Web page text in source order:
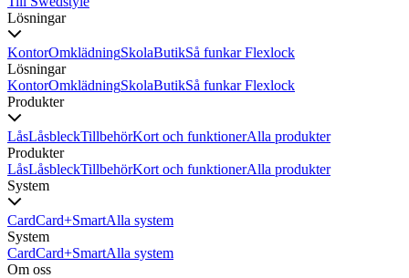
Lösningar
KontorOmklädningSkolaButikSå funkar Flexlock
Lösningar
KontorOmklädningSkolaButikSå funkar Flexlock
Produkter
LåsLåsbleckTillbehörKort och funktionerAlla produkter
Produkter
LåsLåsbleckTillbehörKort och funktionerAlla produkter
System
CardCard+SmartAlla system
System
CardCard+SmartAlla system
Om oss